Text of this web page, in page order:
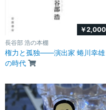
￥2,000
長谷部 浩の本棚
権力と孤独――演出家 蜷川幸雄
の時代